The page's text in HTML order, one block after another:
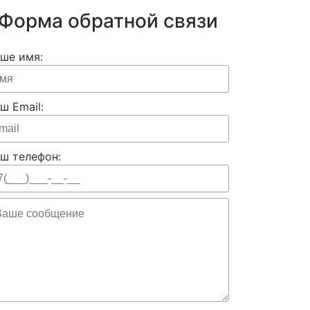
обратной связи
имя:
Email:
телефон: